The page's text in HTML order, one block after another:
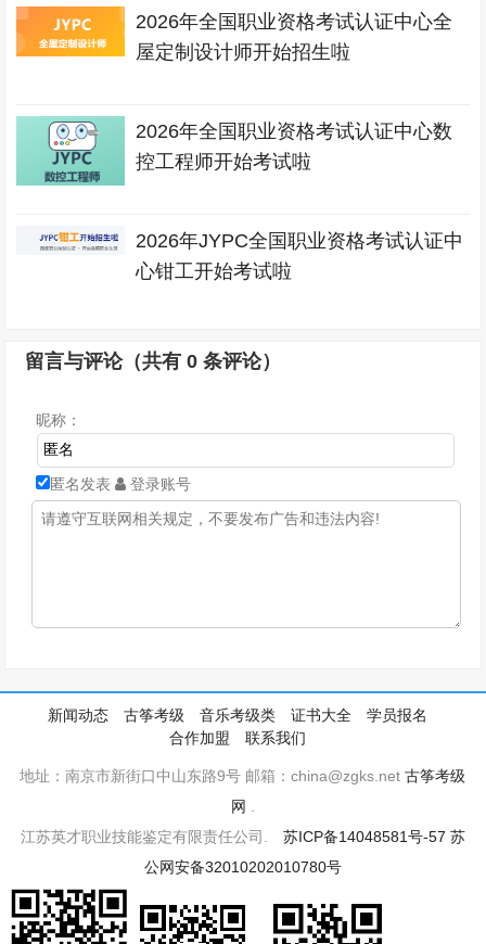
2026年全国职业资格考试认证中心全
屋定制设计师开始招生啦
2026年全国职业资格考试认证中心数
控工程师开始考试啦
2026年JYPC全国职业资格考试认证中
心钳工开始考试啦
留言与评论（共有0 条评论）
昵称：
匿名发表 登录账号
新闻动态 古筝考级 音乐考级类 证书大全
学员报名
合作加盟
联系我们
地址：南京市新街口中山东路9号 邮箱：china@zgks.net古筝考级
网 .
江苏英才职业技能鉴定有限责任公司. 苏ICP备14048581号-57 苏
公网安备32010202010780号